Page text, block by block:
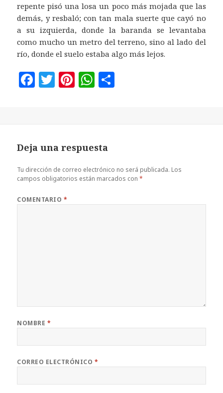
repente pisó una losa un poco más mojada que las
demás, y resbaló; con tan mala suerte que cayó no
a su izquierda, donde la baranda se levantaba
como mucho un metro del terreno, sino al lado del
río, donde el suelo estaba algo más lejos.
F
b
o
T
r
Pi
es
t
W
A
p ir
Deja una respuesta
Tu dirección de correo electrónico no será publicada. Los
campos obligatorios están marcados con*
COMENTARIO *
NOMBRE *
CORREO ELECTRÓNICO *